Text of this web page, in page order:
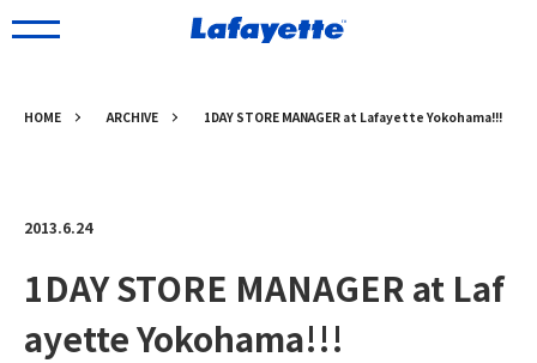
HOME ARCHIVE 1DAY STORE MANAGER at Lafayette Yokohama!!!
2013.6.24
1DAY STORE MANAGER at Laf
ayette Yokohama!!!